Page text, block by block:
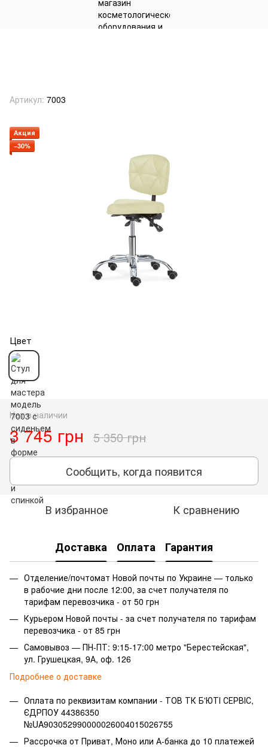
Артикул: 7003
Акция
−30%
Цвет
Нет в наличии
3 745 грн 5 350 грн
Сообщить, когда появится
В избранное К сравнению
Доставка Оплата Гарантия
Отделение/почтомат Новой почты по Украине — только
в рабочие дни после 12:00, за счет получателя по
тарифам перевозчика - от 50 грн
Курьером Новой почты - за счет получателя по тарифам
перевозчика - от 85 грн
Самовывоз — ПН-ПТ: 9:15-17:00 метро "Берестейская",
ул. Грушецкая, 9А, оф. 126
Подробнее о доставке
Оплата по реквизитам компании - ТОВ ТК Б'ЮТІ СЕРВІС,
ЄДРПОУ 44386350
№UA903052990000026004015026755
Рассрочка от Приват, Моно или А-банка до 10 платежей